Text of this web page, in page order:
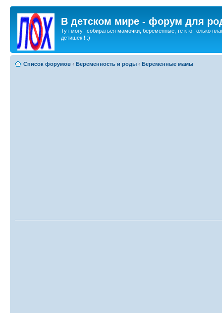
В детском мире - форум для
Тут могут собираться мамочки, беременные, те кто только
детишек!!!:)
Список форумов ‹ Беременность и роды ‹ Беременные мамы